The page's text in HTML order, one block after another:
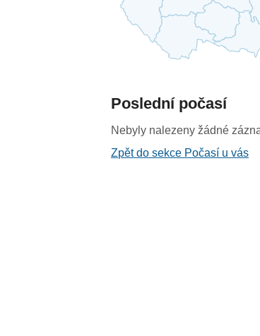
Poslední počasí
Nebyly nalezeny žádné
Zpět do sekce Počasí u vás